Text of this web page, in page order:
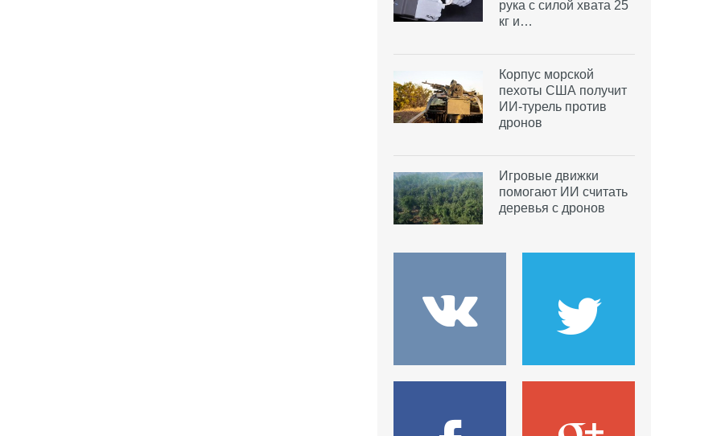
рука с силой хвата 25
кг и…
Корпус морской
пехоты США получит
ИИ-турель против
дронов
Игровые движки
помогают ИИ считать
деревья с дронов